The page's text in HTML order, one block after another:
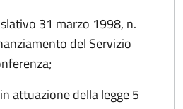
31 marzo 1998, n.
del Servizio
attuazione della legge 5